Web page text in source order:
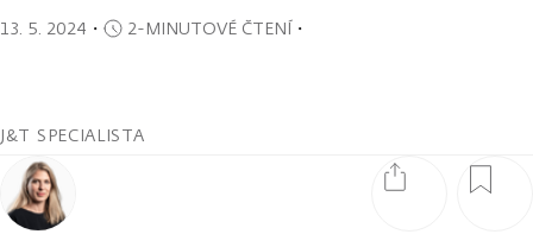
13. 5. 2024 ・ 2-MINUTOVÉ ČTENÍ・
J&T SPECIALISTA